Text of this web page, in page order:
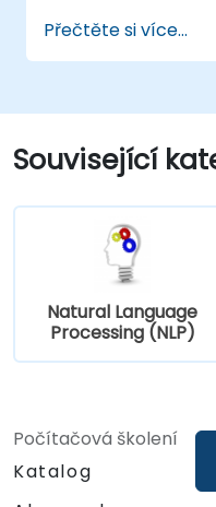
Přečtěte si více...
Související
Natural Language
Processing (NLP)
Počítačová školení
Katalog